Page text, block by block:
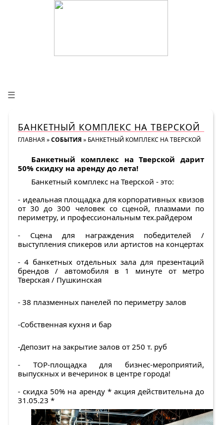
☰
БАНКЕТНЫЙ КОМПЛЕКС НА ТВЕРСКОЙ
ГЛАВНАЯ »СОБЫТИЯ » БАНКЕТНЫЙ КОМПЛЕКС НА ТВЕРСКОЙ
Банкетный комплекс на Тверской дарит
50% скидку на аренду до лета!
Банкетный комплекс на Тверской - это:
- идеальная площадка для корпоративных квизов
от 30 до 300 человек со сценой, плазмами по
периметру, и профессиональным тех.райдером
- Сцена для награждения победителей /
выступления спикеров или артистов на концертах
- 4 банкетных отдельных зала для презентаций
брендов / автомобиля в 1 минуте от метро
Тверская / Пушкинская
- 38 плазменных панелей по периметру залов
-Собственная кухня и бар
-Депозит на закрытие залов от 250 т. руб
- TOP-площадка для бизнес-мероприятий,
выпускных и вечеринок в центре города!
- скидка 50% на аренду * акция действительна до
31.05.23 *